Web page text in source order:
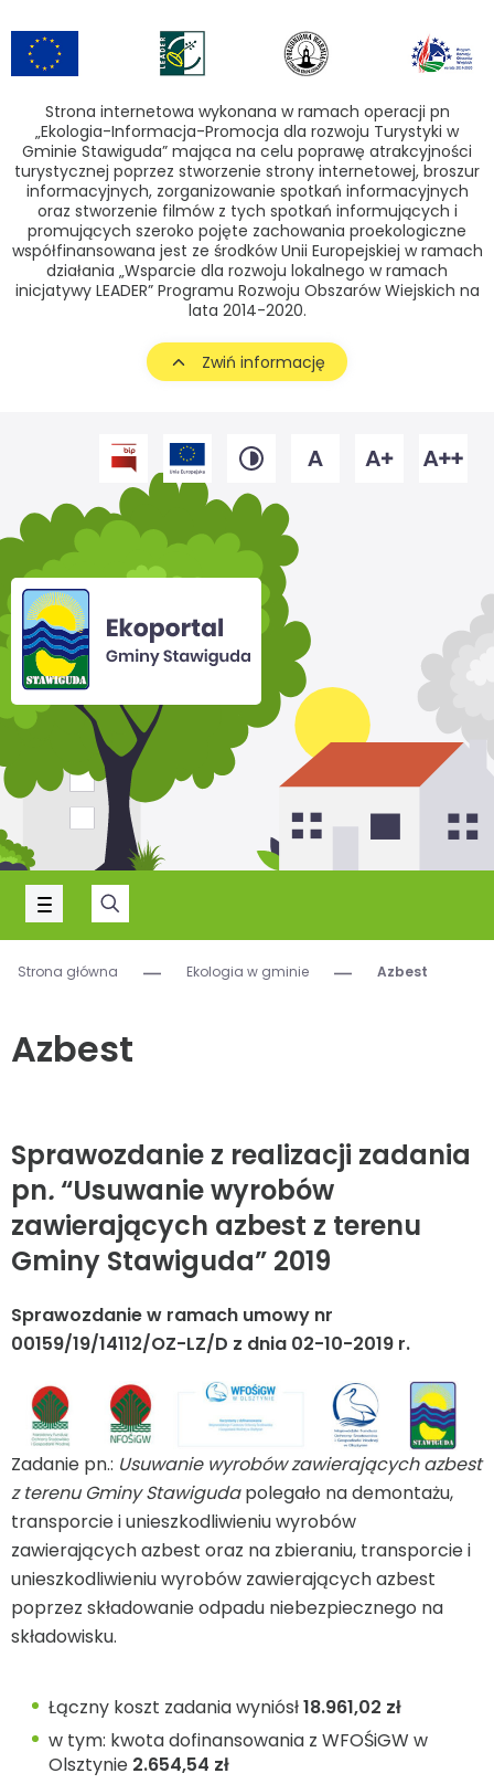
Strona internetowa wykonana w ramach operacji pn
„Ekologia-Informacja-Promocja dla rozwoju Turystyki w
Gminie Stawiguda” mająca na celu poprawę atrakcyjności
turystycznej poprzez stworzenie strony internetowej, broszur
informacyjnych, zorganizowanie spotkań informacyjnych
oraz stworzenie filmów z tych spotkań informujących i
promujących szeroko pojęte zachowania proekologiczne
współfinansowana jest ze środków Unii Europejskiej w ramach
działania „Wsparcie dla rozwoju lokalnego w ramach
inicjatywy LEADER” Programu Rozwoju Obszarów Wiejskich na
lata 2014-2020.
Zwiń informację
Strona główna Ekologia w gminie Azbest
Azbest
Sprawozdanie z realizacji zadania
pn. “Usuwanie wyrobów
zawierających azbest z terenu
Gminy Stawiguda” 2019
Sprawozdanie w ramach umowy nr
00159/19/14112/OZ-LZ/D z dnia 02-10-2019 r.
Zadanie pn.: Usuwanie wyrobów zawierających azbest
z terenu Gminy Stawigudapolegało na demontażu,
transporcie i unieszkodliwieniu wyrobów
zawierających azbest oraz na zbieraniu, transporcie i
unieszkodliwieniu wyrobów zawierających azbest
poprzez składowanie odpadu niebezpiecznego na
składowisku.
Łączny koszt zadania wyniósł18.961,02 zł
w tym: kwota dofinansowania z WFOŚiGW w
Olsztynie 2.654,54 zł